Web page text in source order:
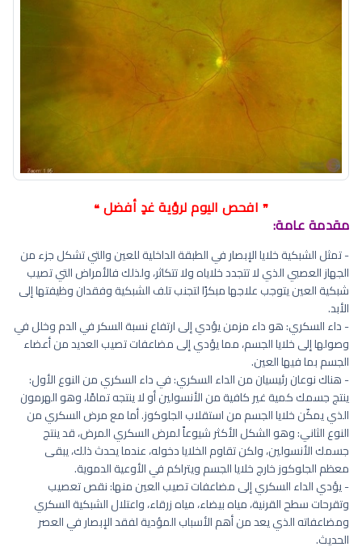
❞ افحص اليوم لرؤية غدٍ أفضل ❝
مقدمة عامة:
- تمثل الشبكية خلايا الإبصار في الطبقة الداخلية للعين والتي تشكل جزء من
الجهاز العصبي الذي لا تتجدد خلاياه ولا تتكاثر، ولذلك فالأمراض التي تصيب
شبكية العين يتوجب علاجها مبكرًا لتجنب تلف الشبكية وفقدان وظيفتها إلى
الأبد.
- داء السكري: هو داء مزمن يؤدي إلى ارتفاع نسبة السكر في الدم وخلل في
وصولها إلى خلايا الجسم، مما يؤدي إلى مضاعفات تصيب العديد من أعضاء
الجسم بما فيها العين.
- هناك نوعان رئيسيان من الداء السكري: في داء السكري من النوع الأول:
ينتج جسمك كمية غير كافية من الأنسولين أو لا ينتجه تمامًا، وهو الهرمون
الذي يمكّن خلايا الجسم من استقلاب الجلوكوز. أما مع مرض السكري من
النوع الثاني: وهو الشكل الأكثر شيوعاً لمرض السكري المرض، قد ينتج
جسمك الأنسولين، ولكن تقاوم الخلايا دخوله، عندما يحدث ذلك، يبقى
معظم الجلوكوز خارج خلايا الجسم ويتراكم في الأوعية الدموية.
- يؤدي الداء السكري إلى مضاعفات تصيب العين منها: نقص تعصيب
وتقرحات سطح القرنية، مياه بيضاء، مياه زرقاء، واعتلال الشبكية السكري
ومضاعفاته الذي يعد من أهم الأسباب المؤدية لفقد الإبصار في العصر
الحديث.